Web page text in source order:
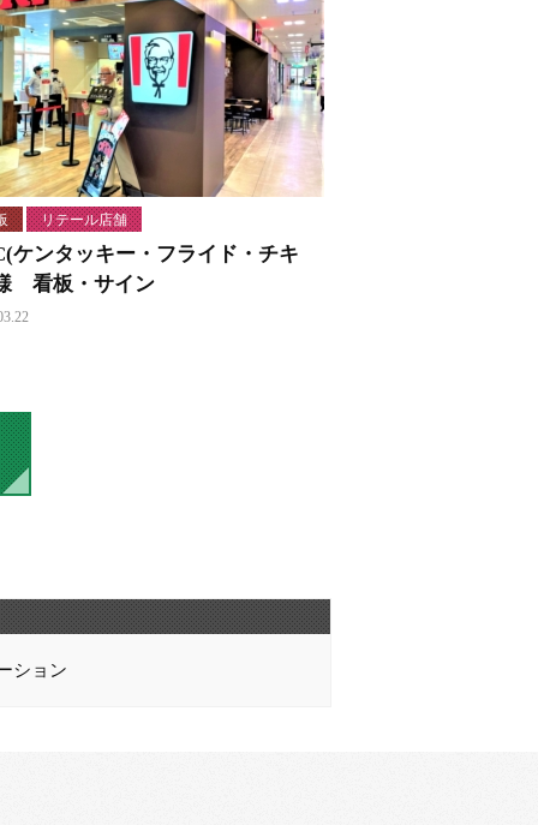
リテール店舗
ケンタッキー・フライド・チキ
看板・サイン
ション